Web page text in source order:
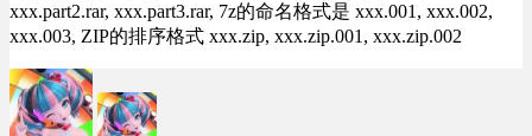
xxx.part2.rar, xxx.part3.rar, 7z的命名格式是 xxx.001, xxx.002,
xxx.003, ZIP的排序格式 xxx.zip, xxx.zip.001, xxx.zip.002